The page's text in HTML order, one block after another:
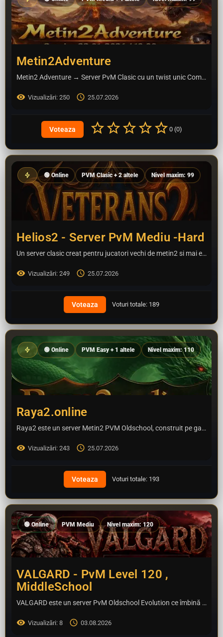
Metin2Adventure
Metin2 Adventure → Server PvM Clasic cu un twist unic Combinăm 5 stiluri într-un singur server: PvM easy,…
Vizualizări: 250 25.07.2026
0 (0)
Helios2 - Server PvM Mediu -Hard
Un server clasic creat pentru jucatori vechi de metin2 si mai exact Veterani!
Vizualizări: 249 25.07.2026
🟢 Online PVM Clasic + 2 altele Nivel maxim: 99
Voturi totale: 189
Raya2.online
Raya2 este un server Metin2 PVM Oldschool, construit pe gameplay clasic, dar îmbunătățit cu sisteme moderne…
Vizualizări: 243 25.07.2026
🟢 Online PVM Easy + 1 altele Nivel maxim: 110
Voturi totale: 193
VALGARD - PvM Level 120 ,
MiddleSchool
VALGARD este un server PvM Oldschool Evolution ce îmbină farmecul Metin2-ului clasic cu sisteme moderne și un…
Vizualizări: 8 03.08.2026
🟢 Online PVM Mediu Nivel maxim: 120